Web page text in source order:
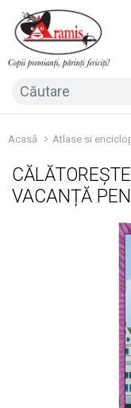
Acasă Atlase si
VACANȚĂ